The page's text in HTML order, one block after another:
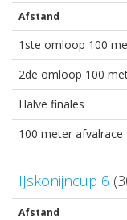
Afstand
1ste omloop 100
2de omloop 100
Halve finales
100 meter afvalrace
IJskonijncup 6
Afstand